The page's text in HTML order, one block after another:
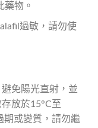
藥物。
過敏，請勿使
免陽光直射，並
放於15°C至
期或變質，請勿繼